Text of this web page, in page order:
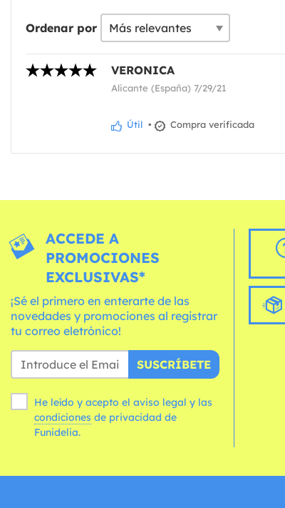
Ordenar por
VERONICA
Alicante (España) 7/29/21
Útil • Compra verificada
ACCEDE A
PROMOCIONES
EXCLUSIVAS*
¡Sé el primero en enterarte de las
novedades y promociones al registrar
tu correo eletrónico!
SUSCRÍBETE
He leído y acepto el aviso legal y las
condiciones
Funidelia.